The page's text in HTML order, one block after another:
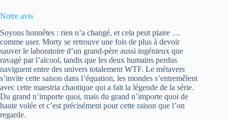
Notre avis
Soyons honnêtes : rien n’a changé, et cela peut plaire …
comme user. Morty se retrouve une fois de plus à devoir
sauver le laboratoire d’un grand-père aussi ingénieux que
ravagé par l’alcool, tandis que les deux humains perdus
naviguent entre des univers totalement WTF. Le métavers
s’invite cette saison dans l’équation, les mondes s’entremêlent
avec cette maestria chaotique qui a fait la légende de la série.
Du grand n’importe quoi, mais du grand n’importe quoi de
haute volée et c’est précisément pour cette raison que l’on
regarde.